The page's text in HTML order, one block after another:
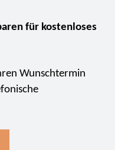
für kostenloses
Wunschtermin